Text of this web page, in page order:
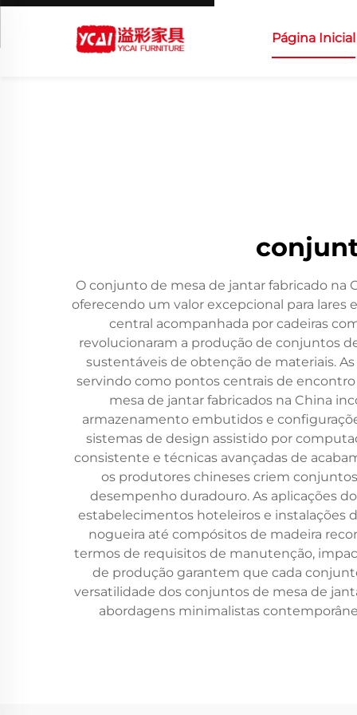
Página Inicial
O conjunto de mesa de jantar fabricado na
oferecendo um valor excepcional para
central acompanhada por cadeiras
revolucionaram a produção de conjuntos
sustentáveis de obtenção de materiais.
servindo como pontos centrais de
mesa de jantar fabricados na China
armazenamento embutidos e
sistemas de design assistido por
consistente e técnicas avançadas de
os produtores chineses criem
desempenho duradouro. As aplicações
estabelecimentos hoteleiros e instalações
nogueira até compósitos de madeira
termos de requisitos de manutenção,
de produção garantem que cada
versatilidade dos conjuntos de mesa de
abordagens minimalistas